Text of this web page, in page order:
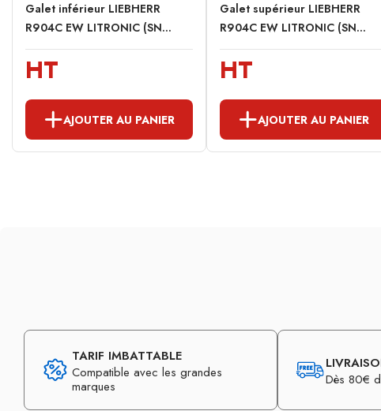
Galet inférieur LIEBHERR
R904C EW LITRONIC (SN...
HT
AJOUTER AU PANIER
Galet supérieur LIEBHERR
R904C EW LITRONIC (SN...
HT
AJOUTER AU PANIER
TARIF IMBATTABLE
Compatible avec les grandes
marques
Dès 80€